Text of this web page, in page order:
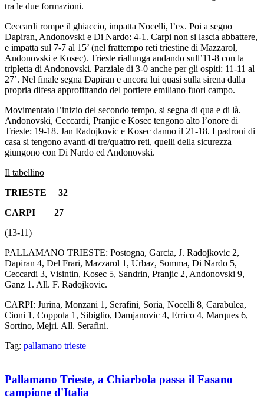
tra le due formazioni.
Ceccardi rompe il ghiaccio, impatta Nocelli, l’ex. Poi a segno
Dapiran, Andonovski e Di Nardo: 4-1. Carpi non si lascia abbattere,
e impatta sul 7-7 al 15’ (nel frattempo reti triestine di Mazzarol,
Andonovski e Kosec). Trieste riallunga andando sull’11-8 con la
tripletta di Andonovski. Parziale di 3-0 anche per gli ospiti: 11-11 al
27’. Nel finale segna Dapiran e ancora lui quasi sulla sirena dalla
propria difesa approfittando del portiere emiliano fuori campo.
Movimentato l’inizio del secondo tempo, si segna di qua e di là.
Andonovski, Ceccardi, Pranjic e Kosec tengono alto l’onore di
Trieste: 19-18. Jan Radojkovic e Kosec danno il 21-18. I padroni di
casa si tengono avanti di tre/quattro reti, quelli della sicurezza
giungono con Di Nardo ed Andonovski.
Il tabellino
TRIESTE 32
CARPI 27
(13-11)
PALLAMANO TRIESTE: Postogna, Garcia, J. Radojkovic 2,
Dapiran 4, Del Frari, Mazzarol 1, Urbaz, Somma, Di Nardo 5,
Ceccardi 3, Visintin, Kosec 5, Sandrin, Pranjic 2, Andonovski 9,
Ganz 1. All. F. Radojkovic.
CARPI: Jurina, Monzani 1, Serafini, Soria, Nocelli 8, Carabulea,
Cioni 1, Coppola 1, Sibiglio, Damjanovic 4, Errico 4, Marques 6,
Sortino, Mejri. All. Serafini.
Tag: pallamano trieste
Pallamano Trieste, a Chiarbola passa il Fasano
campione d'Italia